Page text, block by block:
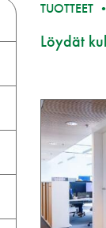
TUOTTEET
Löydät